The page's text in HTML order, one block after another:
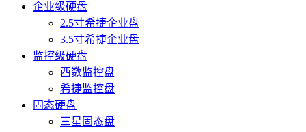
企业级硬盘
2.5寸希捷企业盘
3.5寸希捷企业盘
监控级硬盘
西数监控盘
希捷监控盘
固态硬盘
三星固态盘